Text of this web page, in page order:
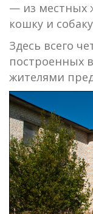
— из местных
кошку и
Здесь всего
построенных
жителями